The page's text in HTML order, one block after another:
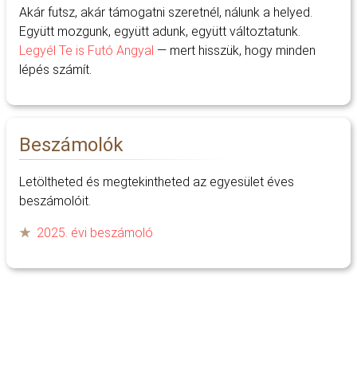
Akár futsz, akár támogatni szeretnél, nálunk a helyed.
Együtt mozgunk, együtt adunk, együtt változtatunk.
Legyél Te is Futó Angyal — mert hisszük, hogy minden
lépés számít.
Beszámolók
Letöltheted és megtekintheted az egyesület éves
beszámolóit.
2025. évi beszámoló